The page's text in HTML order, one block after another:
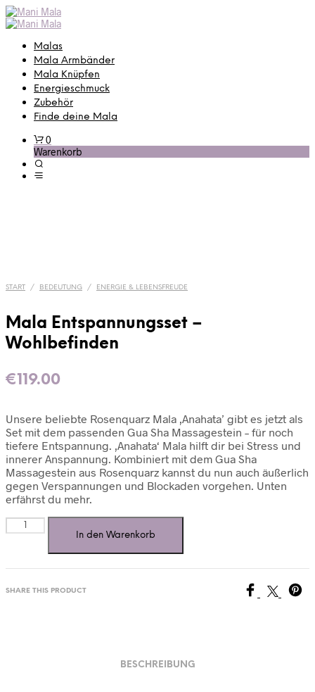
Malas
Mala Armbänder
Mala Knüpfen
Energieschmuck
Zubehör
Finde deine Mala
0
Warenkorb
START / BEDEUTUNG / ENERGIE & LEBENSFREUDE
Mala Entspannungsset –
Wohlbefinden
€119.00
Unsere beliebte Rosenquarz Mala ‚Anahata’ gibt es jetzt als
Set mit dem passenden Gua Sha Massagestein – für noch
tiefere Entspannung. ‚Anahata‘ Mala hilft dir bei Stress und
innerer Anspannung. Kombiniert mit dem Gua Sha
Massagestein aus Rosenquarz kannst du nun auch äußerlich
gegen Verspannungen und Blockaden vorgehen. Unten
erfährst du mehr.
Mala
EntspannungssetIn den Warenkorb
SHARE THIS PRODUCT
BESCHREIBUNG